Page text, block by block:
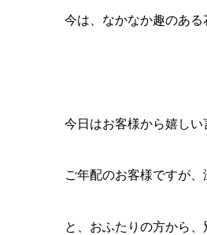
今は、なかなか趣のあ
今日はお客様から嬉しい
ご年配のお客様ですが
と、おふたりの方から